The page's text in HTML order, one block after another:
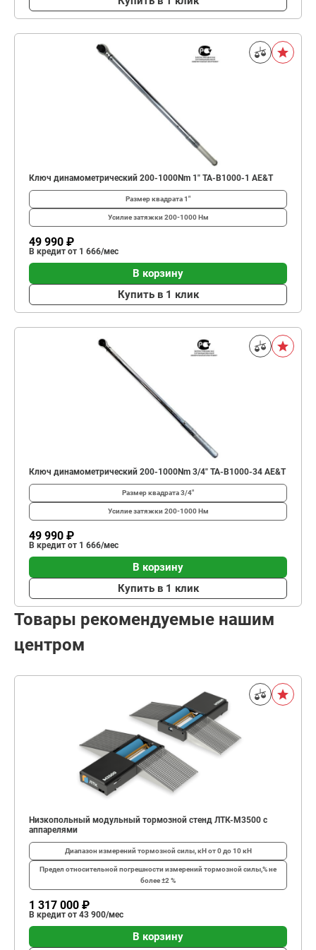
Ключ динамометрический 200-1000Nm 1" TA-B1000-1 AE&T
Размер квадрата1"
Усилие затяжки 200-1000 Нм
49 990 ₽
В кредит от 1 666/мес
В корзину
Купить в 1 клик
Ключ динамометрический 200-1000Nm 3/4" TA-B1000-34 AE&T
Размер квадрата3/4"
Усилие затяжки 200-1000 Нм
49 990 ₽
В кредит от 1 666/мес
В корзину
Купить в 1 клик
Товары рекомендуемые нашим
центром
Низкопольный модульный тормозной стенд ЛТК-М3500 с
аппарелями
Диапазон измерений тормозной силы, кНот 0 до 10 кН
Предел относительной погрешности измерений тормозной силы,%не
более ±2 %
1 317 000 ₽
В кредит от 43 900/мес
В корзину